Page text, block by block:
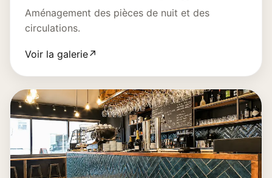
Aménagement des pièces de nuit et des
circulations.
Voir la galerie↗